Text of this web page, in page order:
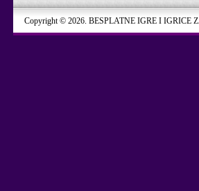
Copyright © 2026. BESPLATNE IGRE I IGRICE